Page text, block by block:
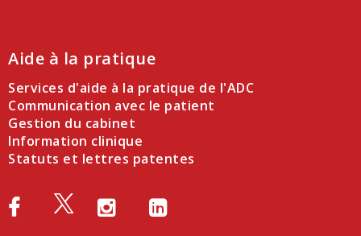
Aide à la pratique
Services d'aide à la pratique de l'ADC
Communication avec le patient
Gestion du cabinet
Information clinique
Statuts et lettres patentes